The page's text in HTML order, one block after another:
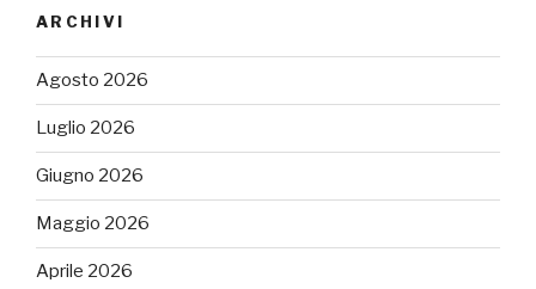
ARCHIVI
Agosto 2026
Luglio 2026
Giugno 2026
Maggio 2026
Aprile 2026